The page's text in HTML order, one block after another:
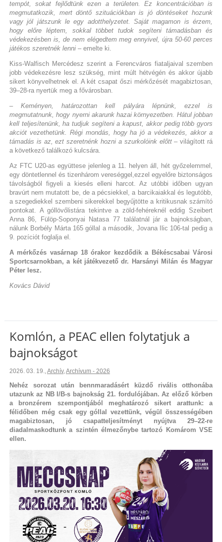
tempót, sokat fejlődtünk ezen a területen. Ez koncentrációban is
megmutatkozik, mert döntő szituációkban is jó döntéseket hozunk
vagy jól játszunk le egy adotthelyzetet. Saját magamon is érzem,
hogy előre léptem, sokkal többet tudok segíteni támadásban és
védekezésben is, de nem elégedtem meg ennyivel, újra 50-60 perces
játékos szeretnék lenni– emelte ki.
Kiss-Walfisch Mercédesz szerint a Ferencváros fiataljaival szemben
jobb védekezésre lesz szükség, mint múlt hétvégén és akkor újabb
sikert könyvelhetnek el. A két csapat őszi mérkőzését magabiztosan,
39–28-ra nyertük meg a fővárosban.
– Keményen, határozottan kell pályára lépnünk, ezzel is
megmutatnunk, hogy nyerni akarunk hazai környezetben. Hátul jobban
kell teljesítenünk, ha tudjuk segíteni a kapust, akkor pedig több gyors
akciót vezethetünk. Régi mondás, hogy ha jó a védekezés, akkor a
támadás is az, ezt szeretnénk hozni a szurkolóink előtt– világított rá
a következő találkozó kulcsára.
Az FTC U20-as együttese jelenleg a 11. helyen áll, hét győzelemmel,
egy döntetlennel és tizenhárom vereséggel,ezzel egyelőre biztonságos
távolságból figyeli a kiesés elleni harcot. Az utóbbi időben ugyan
bravúrt nem mutatott be, de a pécsiekkel, a barcikaiakkal és legutóbb,
a szegediekkel szembeni sikerekkel begyűjtötte a kritikusnak számító
pontokat. A góllövőlistára tekintve a zöld-fehéreknél eddig Szeibert
Anna 86, Fülöp-Soponyai Natasa 77 találatnál jár a bajnokságban,
nálunk Borbély Márta 165 góllal a második, Jovana Ilic 106-tal pedig a
9. pozíciót foglalja el.
A mérkőzés vasárnap 18 órakor kezdődik a Békéscsabai Városi
Sportcsarnokban, a két játékvezető dr. Harsányi Milán és Magyar
Péter lesz.
Kovács Dávid
Komlón, a PEAC ellen folytatjuk a
bajnokságot
2026. 03. 19.,Archív,Archívum - 2026
Nehéz sorozat után bennmaradásért küzdő rivális otthonába
utazunk az NB I/B-s bajnokság 21. fordulójában. Az előző körben
a bronzérem szempontjából meghatározó sikert arattunk: a
félidőben még csak egy góllal vezettünk, végül összességében
magabiztosan, jó csapatteljesítményt nyújtva 29–22-re
diadalmaskodtunk a szintén élmezőnybe tartozó Komárom VSE
ellen.